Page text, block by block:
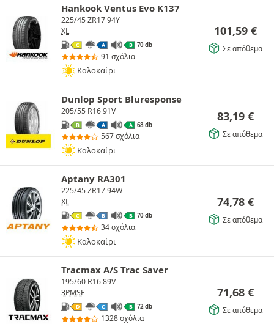
Hankook Ventus Evo K137
225/45 ZR17 94Y
XL
C A B 70 db
91 σχόλια
Καλοκαίρι
101,59 €
Σε απόθεμα
Dunlop Sport Bluresponse
205/55 R16 91V
B A A 68 db
567 σχόλια
Καλοκαίρι
83,19 €
Σε απόθεμα
Aptany RA301
225/45 ZR17 94W
XL
C B B 70 db
34 σχόλια
Καλοκαίρι
74,78 €
Σε απόθεμα
Tracmax A/S Trac Saver
195/60 R16 89V
3PMSF
D C B 72 db
1328 σχόλια
71,68 €
Σε απόθεμα